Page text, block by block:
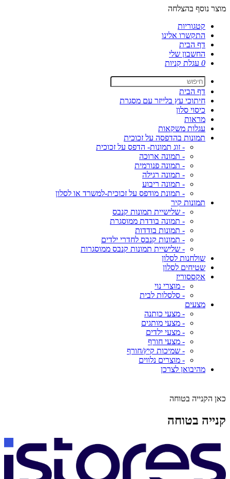
מוצר נוסף בהצלחה
קטגוריות
התקשרו אלינו
דף הבית
החשבון שלי
0 עגלת קניות
דף הבית
חיתוכי עץ בלייזר עם מסגרת
כיסוי סלון
מראות
עגלות משקאות
תמונות בהדפסה על זכוכית
- זוג תמונות- הדפס על זכוכית
- תמונה ארוכה
- תמונה פנורמית
- תמונה רגילה
- תמונה ריבוע
- תמונת מודפס על זכוכית-למשרד או לסלון
תמונות קיר
- שלישיית תמונות קנבס
- תמונה בודדת ממוסגרת
- תמונות בודדות
- תמונות קנבס לחדרי ילדים
- שלישיית תמונות קנבס ממוסגרות
שולחנות לסלון
שטיחים לסלון
אקססוריז
- מוצרי נוי
- סלסלות לבית
מצעים
- מצעי כותנה
- מצעי מותגים
- מצעי ילדים
- מצעי חורף
- שמיכות קיץ/חורף
- מוצרים נלווים
מהיבואן לצרכן
כאן הקנייה בטוחה
קנייה בטוחה